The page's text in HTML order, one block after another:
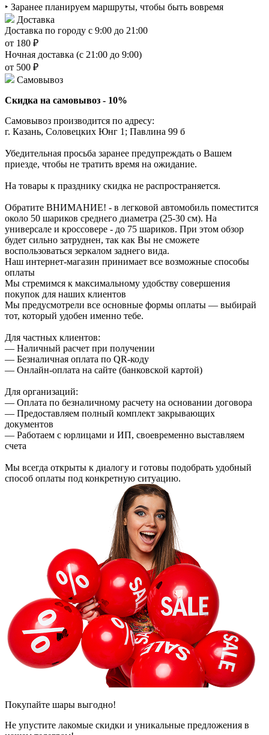
‣ Заранее планируем маршруты, чтобы быть вовремя
Доставка
Доставка по городу с 9:00 до 21:00
от 180 ₽
Ночная доставка (с 21:00 до 9:00)
от 500 ₽
Самовывоз
Скидка на самовывоз - 10%
Самовывоз производится по адресу:
г. Казань, Соловецких Юнг 1; Павлина 99 б
Убедительная просьба заранее предупреждать о Вашем
приезде, чтобы не тратить время на ожидание.
На товары к празднику скидка не распространяется.
Обратите ВНИМАНИЕ! - в легковой автомобиль поместится
около 50 шариков среднего диаметра (25-30 см). На
универсале и кроссовере - до 75 шариков. При этом обзор
будет сильно затруднен, так как Вы не сможете
воспользоваться зеркалом заднего вида.
Наш интернет-магазин принимает все возможные способы
оплаты
Мы стремимся к максимальному удобству совершения
покупок для наших клиентов
Мы предусмотрели все основные формы оплаты — выбирай
тот, который удобен именно тебе.
Для частных клиентов:
— Наличный расчет при получении
— Безналичная оплата по QR-коду
— Онлайн-оплата на сайте (банковской картой)
Для организаций:
— Оплата по безналичному расчету на основании договора
— Предоставляем полный комплект закрывающих
документов
— Работаем с юрлицами и ИП, своевременно выставляем
счета
Мы всегда открыты к диалогу и готовы подобрать удобный
способ оплаты под конкретную ситуацию.
Покупайте шары выгодно!
Не упустите лакомые скидки и уникальные предложения в